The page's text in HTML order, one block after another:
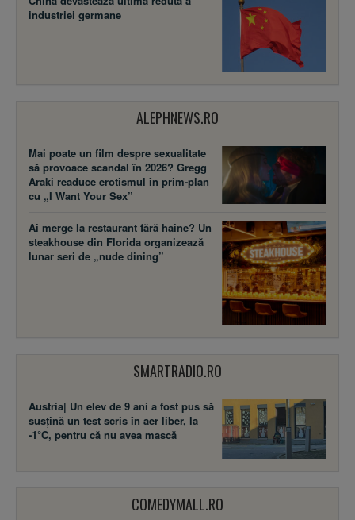
industriei germane
ALEPHNEWS.RO
Mai poate un film despre sexualitate
să provoace scandal în 2026? Gregg
Araki readuce erotismul în prim-plan
cu „I Want Your Sex”
Ai merge la restaurant fără haine? Un
steakhouse din Florida organizează
lunar seri de „nude dining”
SMARTRADIO.RO
Austria| Un elev de 9 ani a fost pus să
susţină un test scris în aer liber, la
-1°C, pentru că nu avea mască
COMEDYMALL.RO